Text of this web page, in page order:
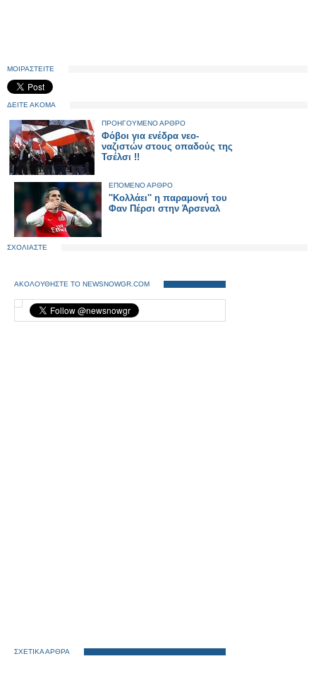
ΜΟΙΡΑΣΤΕΙΤΕ
ΔΕΙΤΕ ΑΚΟΜΑ
ΠΡΟΗΓΟΥΜΕΝΟ ΑΡΘΡΟ
Φόβοι για ενέδρα νεο-
ναζιστών στους οπαδούς της
Τσέλσι !!
ΕΠΟΜΕΝΟ ΑΡΘΡΟ
''Κολλάει'' η παραμονή του
Φαν Πέρσι στην Άρσεναλ
ΣΧΟΛΙΑΣΤΕ
ΑΚΟΛΟΥΘΗΣΤΕ ΤΟ NEWSNOWGR.COM
ΣΧΕΤΙΚΑ ΑΡΘΡΑ